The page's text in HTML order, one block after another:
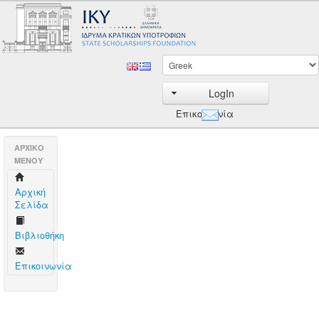
LogIn
Επικοινωνία
AΡΧΙΚΟ
ΜΕΝΟΥ
Aρχική
Σελίδα
Βιβλιοθήκη
Επικοινωνία